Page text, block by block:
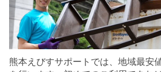
熊本えびすサポートでは、地域最安